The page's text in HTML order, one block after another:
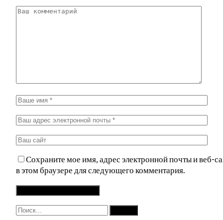
Сохраните мое имя, адрес электронной почты и веб-
в этом браузере для следующего комментария.